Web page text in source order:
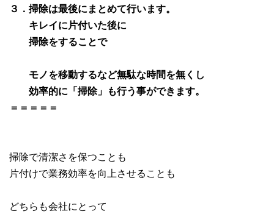
３．掃除は最後にまとめて行います。
キレイに片付いた後に
掃除をすることで
モノを移動するなど無駄な時間を無くし
効率的に「掃除」も行う事ができます。
＝＝＝＝＝
掃除で清潔さを保つことも
片付けで業務効率を向上させることも
どちらも会社にとって